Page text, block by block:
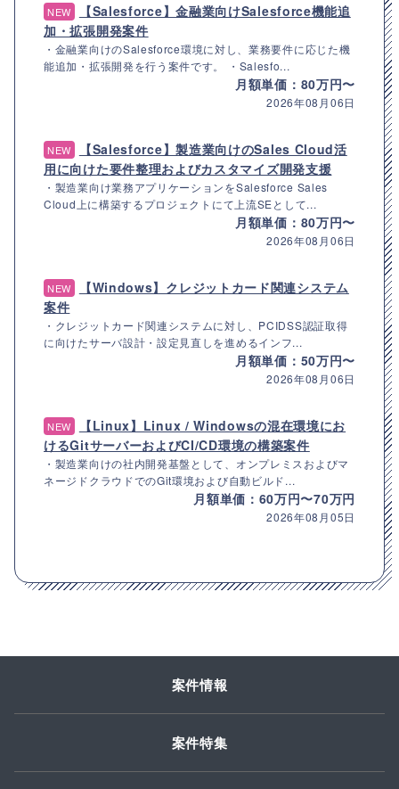
NEW
【Salesforce】金融業向けSalesforce機能追
加・拡張開発案件
・金融業向けのSalesforce環境に対し、業務要件に応じた機
能追加・拡張開発を行う案件です。 ・Salesfo...
月額単価：80万円〜
2026年08月06日
NEW
【Salesforce】製造業向けのSales Cloud活
用に向けた要件整理およびカスタマイズ開発支援
・製造業向け業務アプリケーションをSalesforce Sales
Cloud上に構築するプロジェクトにて上流SEとして...
月額単価：80万円〜
2026年08月06日
NEW
【Windows】クレジットカード関連システム
案件
・クレジットカード関連システムに対し、PCIDSS認証取得
に向けたサーバ設計・設定見直しを進めるインフ...
月額単価：50万円〜
2026年08月06日
NEW
【Linux】Linux / Windowsの混在環境にお
けるGitサーバーおよびCI/CD環境の構築案件
・製造業向けの社内開発基盤として、オンプレミスおよびマ
ネージドクラウドでのGit環境および自動ビルド...
月額単価：60万円〜70万円
2026年08月05日
案件情報
案件特集